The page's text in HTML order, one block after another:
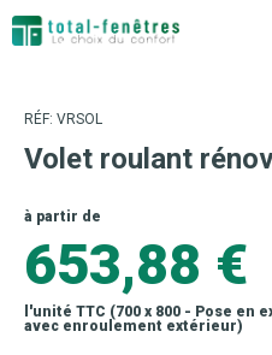
RÉF: VRSOL
Volet roulant
à partir de
653,88 €
l'unité TTC (700 x 800 - Pose
avec enroulement extérieur)